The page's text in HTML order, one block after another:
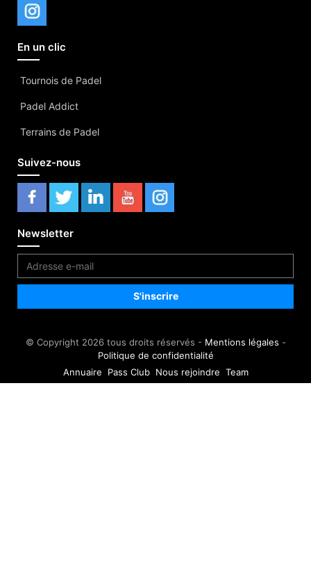
En un clic
Tournois de Padel
Padel Addict
Terrains de Padel
Suivez-nous
Newsletter
© Copyright 2026 tous droits réservés - Mentions légales -
Politique de confidentialité
Annuaire
Pass Club Nous rejoindre Team